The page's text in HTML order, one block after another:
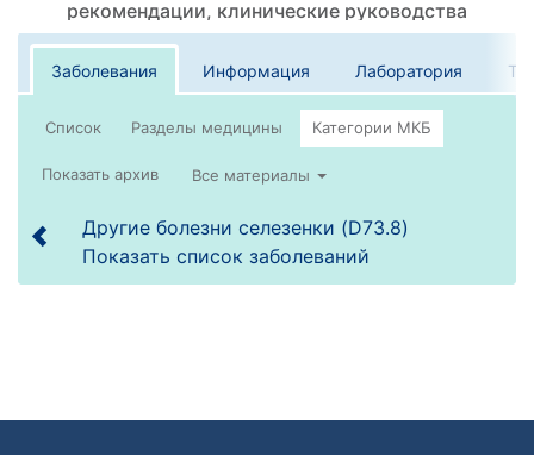
рекомендации, клинические руководства
Заболевания Информация Лаборатория
Список
Все материалы
Другие болезни селезенки (D73.8)
Показать список заболеваний